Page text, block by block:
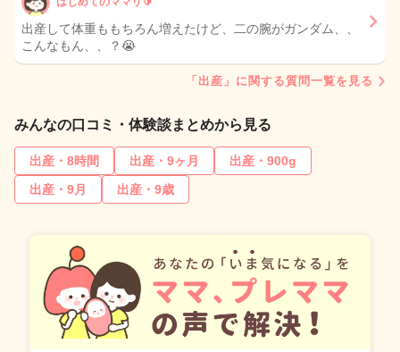
出産して体重ももちろん増えたけど、二の腕がガンダム、、
こんなもん、、？😭
「出産」に関する質問一覧を見る
みんなの口コミ・体験談まとめから見る
出産・8時間 出産・9ヶ月
出産・900g
出産・9月
出産・9歳